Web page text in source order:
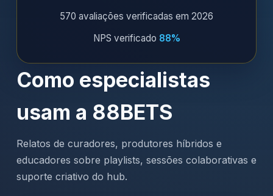
570 avaliações verificadas em 2026
NPS verificado 88%
Como especialistas
usam a 88BETS
Relatos de curadores, produtores híbridos e
educadores sobre playlists, sessões colaborativas e
suporte criativo do hub.